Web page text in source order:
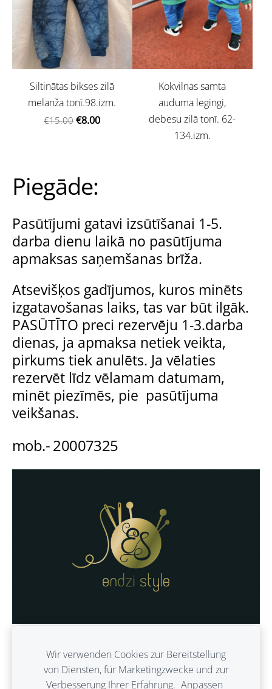
Piegāde:
Pasūtījumi gatavi izsūtīšanai 1-5.
darba dienu laikā no pasūtījuma
apmaksas saņemšanas brīža.
Atsevišķos gadījumos, kuros minēts
izgatavošanas laiks, tas var būt ilgāk.
PASŪTĪTO preci rezervēju 1-3.darba
dienas, ja apmaksa netiek veikta,
pirkums tiek anulēts. Ja vēlaties
rezervēt līdz vēlamam datumam,
minēt piezīmēs, pie pasūtījuma
veikšanas.
mob.- 20007325
Siltinātas bikses zilā
melanža tonī.98.izm.
€15.00 €8.00
Kokvilnas samta
auduma legingi,
debesu zilā tonī. 62-
134.izm.
Wir verwenden Cookies zur Bereitstellung
von Diensten, für Marketingzwecke und zur
Verbesserung Ihrer Erfahrung. Anpassen